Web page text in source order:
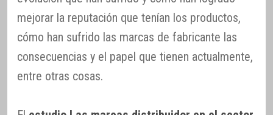
mejorar la reputación que tenían los productos,
cómo han sufrido las marcas de fabricante las
consecuencias y el papel que tienen actualmente,
entre otras cosas.